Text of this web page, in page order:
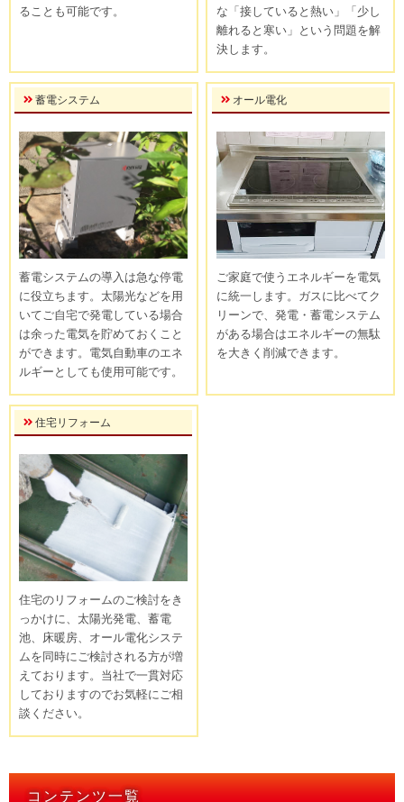
ることも可能です。
な「接していると熱い」「少し
離れると寒い」という問題を解
決します。
蓄電システム
蓄電システムの導入は急な停電
に役立ちます。太陽光などを用
いてご自宅で発電している場合
は余った電気を貯めておくこと
ができます。電気自動車のエネ
ルギーとしても使用可能です。
オール電化
ご家庭で使うエネルギーを電気
に統一します。ガスに比べてク
リーンで、発電・蓄電システム
がある場合はエネルギーの無駄
を大きく削減できます。
住宅リフォーム
住宅のリフォームのご検討をき
っかけに、太陽光発電、蓄電
池、床暖房、オール電化システ
ムを同時にご検討される方が増
えております。当社で一貫対応
しておりますのでお気軽にご相
談ください。
コンテンツ一覧